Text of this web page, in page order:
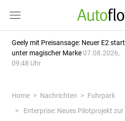
Geely mit Preisansage: Neuer E2
unter magischer Marke 07.08.2026,
09:48 Uhr
Home Nachrichten
Fuhrpark
Enterprise: Neues Pilotprojekt